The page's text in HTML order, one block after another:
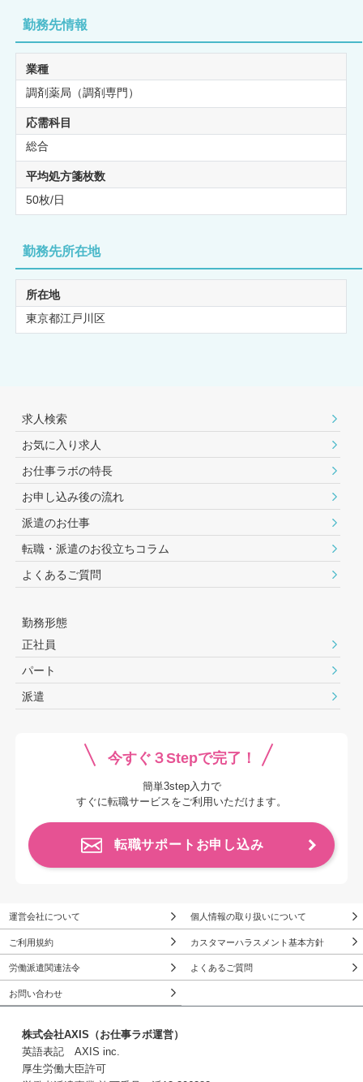
勤務先情報
業種
調剤薬局（調剤専門）
応需科目
総合
平均処方箋枚数
50枚/日
勤務先所在地
所在地
東京都江戸川区
求人検索
お気に入り求人
お仕事ラボの特長
お申し込み後の流れ
派遣のお仕事
転職・派遣のお役⽴ちコラム
よくあるご質問
勤務形態
正社員
パート
派遣
今すぐ３Stepで完了！
簡単3step入力で
すぐに転職サービスをご利用いただけます。
転職サポートお申し込み
運営会社について 個人情報の取り扱いについて
ご利用規約 カスタマーハラスメント基本方針
労働派遣関連法令 よくあるご質問
お問い合わせ
株式会社AXIS（お仕事ラボ運営）
英語表記 AXIS inc.
厚生労働大臣許可